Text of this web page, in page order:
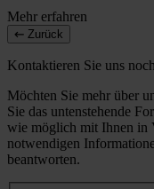
Mehr erfahren
Zurück
Kontaktieren Sie uns
Möchten Sie mehr über
Sie das untenstehende
wie möglich mit Ihnen in
notwendigen
beantworten.